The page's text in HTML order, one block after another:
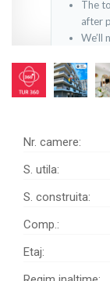
Nr. camere:
S. utila:
S. construita:
Comp.:
Etaj: